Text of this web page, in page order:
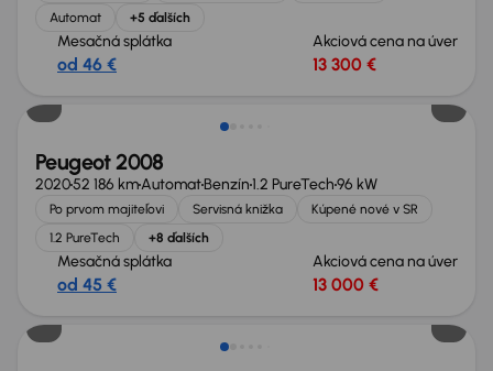
Automat
+5 ďalších
Mesačná splátka
od 46 €
Akciová cena na úver
13 300 €
Peugeot 2008
202052 186 kmAutomatBenzín1.2 PureTech96 kW
Po prvom majiteľovi Servisná knižka
Kúpené nové v SR
1.2 PureTech
+8 ďalších
Mesačná splátka
od 45 €
Akciová cena na úver
13 000 €